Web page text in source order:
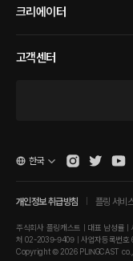
크리에이터
고객센터
개인정보 취급방침 플링 서비
주식회사 플링캐스트 | 대표 남성률 |
처 02-2039-9409 | 사업자등록번호
Copyright © 2026 PLINGCAST
한국